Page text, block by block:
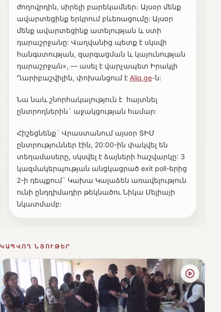
ժողովրդին, սիրելի բարեկամներ։ Այսօր մենք
ավարտեցինք երկրում բևեռացումը: Այսօր
մենք ավարտեցինք ատելության և ստի
դարաշրջանը: Վաղվանից պետք է սկսվի
հանգստության, զարգացման և կայունության
դարաշրջան», — ասել է վարչապետ Իրակլի
Ղարիբաշվիլին, փոխանցում է Aliq.ge-ն:
Նա նաև շնորհակալություն է հայտնել
ընտրողներին` աջակցության համար:
Հիշեցնենք` Վրաստանում այսօր ՏԻՄ
ընտրություններ էին, 20:00-ին փակվել են
տեղամասերը, սկսվել է ձայների հաշվարկը: 3
կազմակերպության անցկացրած exit poll-երից
2-ի դեպքում` Կախա Կալաձեն առավելություն
ունի ընդդիմադիր թեկնածու Նիկա Մելիայի
նկատմամբ:
ԿԱՊՎՈՂ ՆՅՈՒԹԵՐ